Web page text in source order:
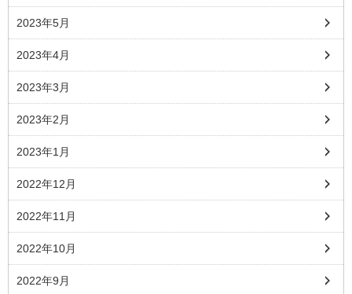
2023年5月
2023年4月
2023年3月
2023年2月
2023年1月
2022年12月
2022年11月
2022年10月
2022年9月